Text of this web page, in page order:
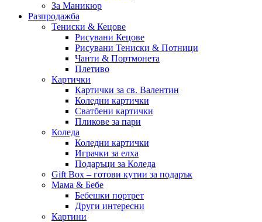
За Маникюр
Разпродажба
Тениски & Кецове
Рисувани Кецове
Рисувани Тениски & Потници
Чанти & Портмонета
Плетиво
Картички
Картички за св. Валентин
Коледни картички
Сватбени картички
Пликове за пари
Коледа
Коледни картички
Играчки за елха
Подаръци за Коледа
Gift Box – готови кутии за подарък
Мама & Бебе
Бебешки портрет
Други интересни
Картини